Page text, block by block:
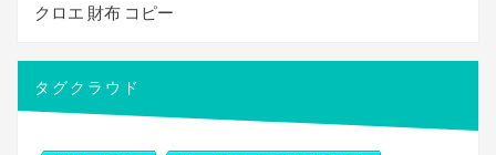
クロエ 財布 コピー
タグクラウド